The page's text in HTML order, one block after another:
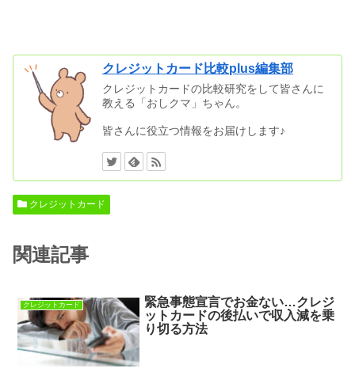
クレジットカード比較plus編集部
クレジットカードの比較研究をして皆さんに
教える「おしクマ」ちゃん。
皆さんに役立つ情報をお届けします♪
クレジットカード
関連記事
クレジットカード
緊急事態宣言でお金ない…クレジ
ットカードの後払いで収入減を乗
り切る方法